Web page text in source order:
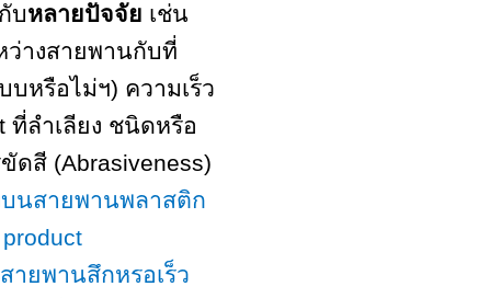
บหลายปัจจัย เช่น
ว่างสายพานกับที่
หรือไม่ฯ) ความเร็ว
ที่ลำเลียง ชนิดหรือ
ขัดสี (Abrasiveness)
บนสายพานพลาสติก
product
ายพานสึกหรอเร็ว